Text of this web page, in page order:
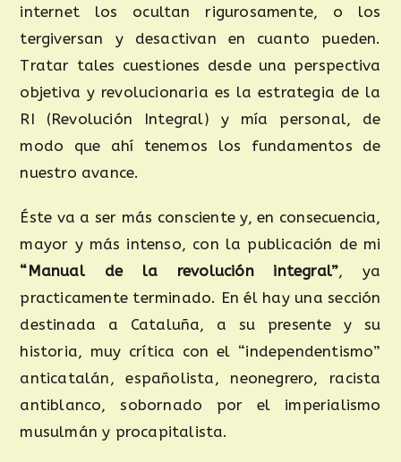
internet los ocultan rigurosamente, o los
tergiversan y desactivan en cuanto pueden.
Tratar tales cuestiones desde una perspectiva
objetiva y revolucionaria es la estrategia de la
RI (Revolución Integral) y mía personal, de
modo que ahí tenemos los fundamentos de
nuestro avance.
Éste va a ser más consciente y, en consecuencia,
mayor y más intenso, con la publicación de mi
“Manual de la revolución integral”, ya
practicamente terminado. En él hay una sección
destinada a Cataluña, a su presente y su
historia, muy crítica con el “independentismo”
anticatalán, españolista, neonegrero, racista
antiblanco, sobornado por el imperialismo
musulmán y procapitalista.